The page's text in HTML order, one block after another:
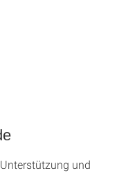
und